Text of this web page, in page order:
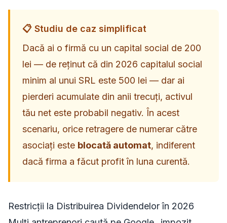
📋 Studiu de caz simplificat
Dacă ai o firmă cu un capital social de 200
lei — de reținut că din 2026 capitalul social
minim al unui SRL este 500 lei — dar ai
pierderi acumulate din anii trecuți, activul
tău net este probabil negativ. În acest
scenariu, orice retragere de numerar către
asociați este blocată automat, indiferent
dacă firma a făcut profit în luna curentă.
Restricții la Distribuirea Dividendelor în 2026